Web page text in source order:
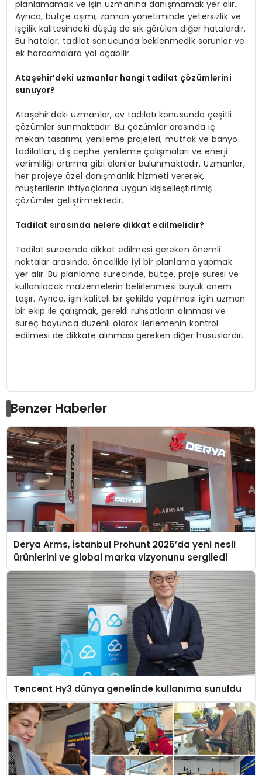
planlamamak ve işin uzmanına danışmamak yer alır.
Ayrıca, bütçe aşımı, zaman yönetiminde yetersizlik ve
işçilik kalitesindeki düşüş de sık görülen diğer hatalardır.
Bu hatalar, tadilat sonucunda beklenmedik sorunlar ve
ek harcamalara yol açabilir.
Ataşehir’deki uzmanlar hangi tadilat çözümlerini
sunuyor?
Ataşehir’deki uzmanlar, ev tadilatı konusunda çeşitli
çözümler sunmaktadır. Bu çözümler arasında iç
mekan tasarımı, yenileme projeleri, mutfak ve banyo
tadilatları, dış cephe yenileme çalışmaları ve enerji
verimliliği artırma gibi alanlar bulunmaktadır. Uzmanlar,
her projeye özel danışmanlık hizmeti vererek,
müşterilerin ihtiyaçlarına uygun kişiselleştirilmiş
çözümler geliştirmektedir.
Tadilat sırasında nelere dikkat edilmelidir?
Tadilat sürecinde dikkat edilmesi gereken önemli
noktalar arasında, öncelikle iyi bir planlama yapmak
yer alır. Bu planlama sürecinde, bütçe, proje süresi ve
kullanılacak malzemelerin belirlenmesi büyük önem
taşır. Ayrıca, işin kaliteli bir şekilde yapılması için uzman
bir ekip ile çalışmak, gerekli ruhsatların alınması ve
süreç boyunca düzenli olarak ilerlemenin kontrol
edilmesi de dikkate alınması gereken diğer hususlardır.
Benzer Haberler
Derya Arms, İstanbul Prohunt 2026’da yeni nesil
ürünlerini ve global marka vizyonunu sergiledi
Tencent Hy3 dünya genelinde kullanıma sunuldu